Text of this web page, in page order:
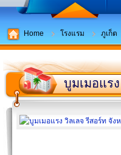
Home โรงแรม ภูเก็ต
บูมเมอแร